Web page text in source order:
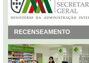
RECENSEAMENTO